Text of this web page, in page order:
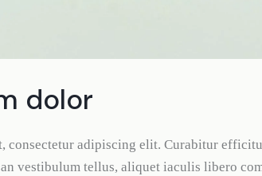
dolor
consectetur adipiscing elit. Curabitur
vestibulum tellus, aliquet iaculis libero